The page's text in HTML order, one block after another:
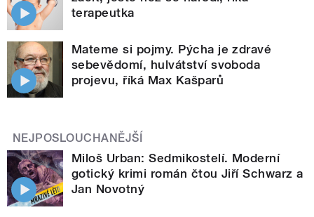
terapeutka
Mateme si pojmy. Pýcha je zdravé
sebevědomí, hulvátství svoboda
projevu, říká Max Kašparů
NEJPOSLOUCHANĚJŠÍ
Miloš Urban: Sedmikostelí. Moderní
gotický krimi román čtou Jiří Schwarz a
Jan Novotný